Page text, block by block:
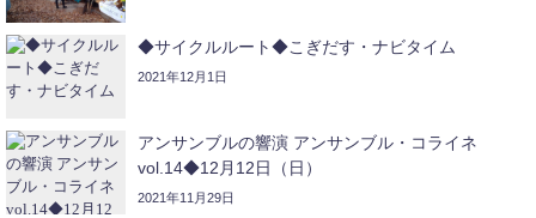
◆サイクルルート◆こぎだす・ナビタイム
2021年12月1日
アンサンブルの響演 アンサンブル・コライネ
vol.14◆12月12日（日）
2021年11月29日